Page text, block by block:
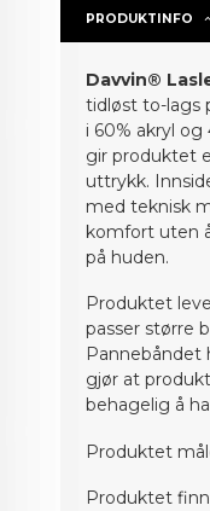
PRODUKTINFO
Davvin®
tidløst to-lags
i 60% akryl og
gir produktet
uttrykk.
med teknisk
komfort uten
på huden.
Produktet
passer større
Pannebåndet
gjør at
behagelig å
Produktet
Produktet